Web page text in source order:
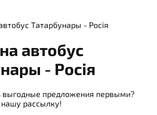
Татарбунары - Росія
автобус
- Росія
выгодные предложения первыми?
рассылку!